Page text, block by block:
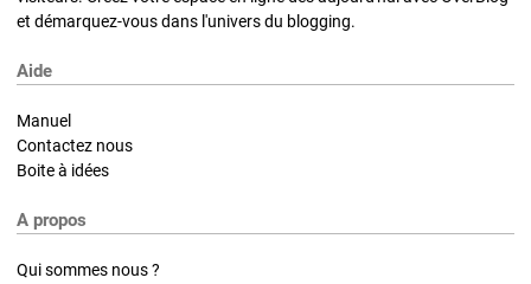
et démarquez-vous dans l'univers du blogging.
Aide
Manuel
Contactez nous
Boite à idées
A propos
Qui sommes nous ?